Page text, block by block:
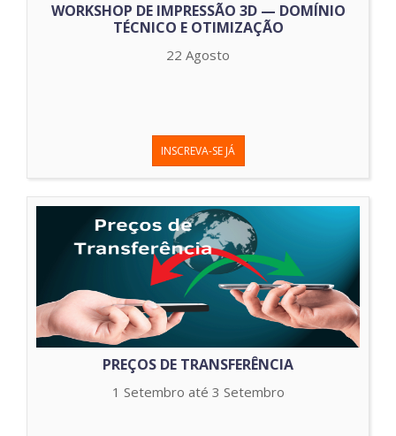
WORKSHOP DE IMPRESSÃO 3D — DOMÍNIO
TÉCNICO E OTIMIZAÇÃO
22 Agosto
INSCREVA-SE JÁ
PREÇOS DE TRANSFERÊNCIA
1 Setembro até 3 Setembro